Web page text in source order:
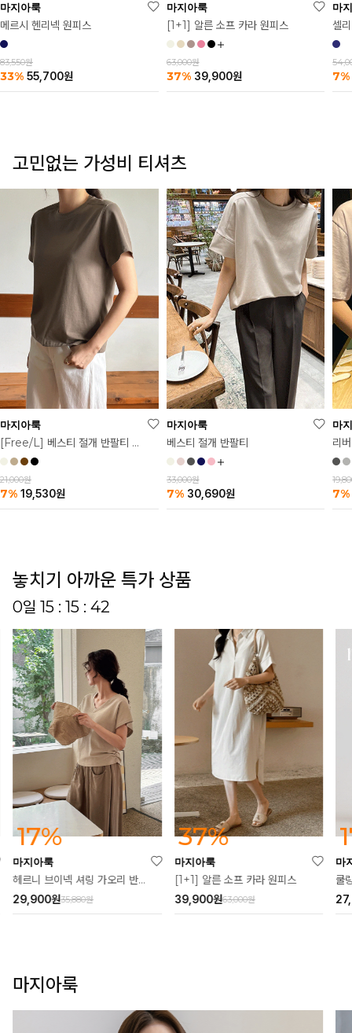
마지아룩
메르시 헨리넥 원피스
83,550원
33% 55,700원
마지아룩
[1+1] 알른 소프 카라 원피스
63,000원
37% 39,900원
마
셀
7%
고민없는 가성비 티셔츠
마지아룩
[Free/L] 베스티 절개 반팔티 2탄
21,000원
7% 19,530원
마지아룩
베스티 절개 반팔티
33,000원
7% 30,690원
마
리
7%
놓치기 아까운 특가 상품
0일 15 : 15 : 37
17%
마지아룩
헤르니 브이넥 셔링 가오리 반팔티
35,880원
29,900원
37%
마지아룩
[1+1] 알른 소프 카라 원피스
63,000원
39,900원
마
쿨
마지아룩